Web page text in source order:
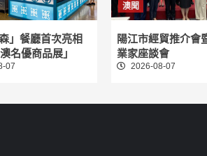
」餐廳首次亮相
名優商品展」
07
澳聞
陽江市經貿推介會
業家座談會
2026-08-07